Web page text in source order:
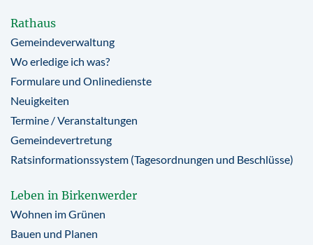
Rathaus
Gemeindeverwaltung
Wo erledige ich was?
Formulare und Onlinedienste
Neuigkeiten
Termine / Veranstaltungen
Gemeindevertretung
Ratsinformationssystem (Tagesordnungen und Beschlüsse)
Leben in Birkenwerder
Wohnen im Grünen
Bauen und Planen